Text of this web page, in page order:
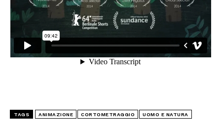
TAGS ANIMAZIONE CORTOMETRAGGIO UOMO E NATURA